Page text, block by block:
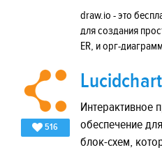
draw.io - это
для создания
ER, и орг-
516
Lucidchart
Интерактивное
обеспечение
блок-схем,